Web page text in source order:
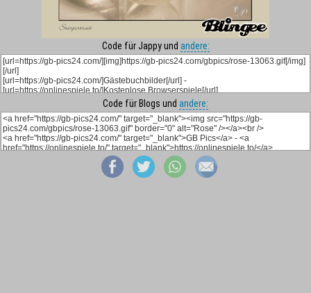
Code für Jappy und andere:
Code für Blogs und andere: